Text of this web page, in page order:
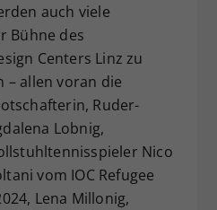
auch viele
Bühne des
Centers Linz zu
– allen voran die
Ruder-
Lobnig,
Nico
vom IOC Refugee
Lena Millonig,